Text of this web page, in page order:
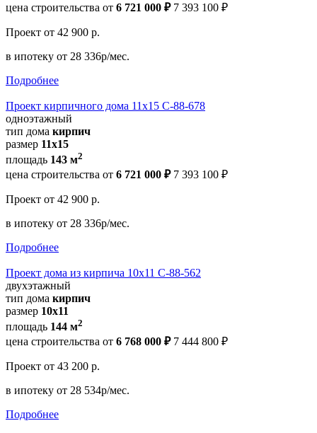
цена строительства от 6 721 000 ₽ 7 393 100 ₽
Проект от 42 900 р.
в ипотеку от 28 336р/мес.
Подробнее
Проект кирпичного дома 11х15 С-88-678
одноэтажный
тип дома кирпич
размер 11x15
площадь 143 м2
цена строительства от 6 721 000 ₽ 7 393 100 ₽
Проект от 42 900 р.
в ипотеку от 28 336р/мес.
Подробнее
Проект дома из кирпича 10х11 С-88-562
двухэтажный
тип дома кирпич
размер 10х11
площадь 144 м2
цена строительства от 6 768 000 ₽ 7 444 800 ₽
Проект от 43 200 р.
в ипотеку от 28 534р/мес.
Подробнее